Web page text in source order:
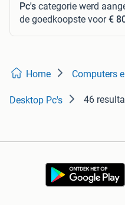
Pc's categorie werd
de goedkoopste voor€
Home Computers
Desktop Pc's 46